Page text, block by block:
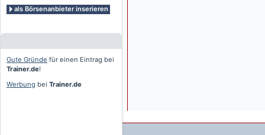
als Börsenanbieter inserieren
Gute Gründe für einen Eintrag bei
Trainer.de!
Werbung bei Trainer.de